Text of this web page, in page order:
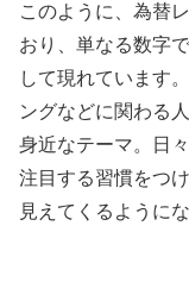
このように、為替
おり、単なる数字
して現れています
ングなどに関わる
身近なテーマ。日
注目する習慣をつ
見えてくるようにな